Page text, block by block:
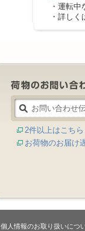
・運転中
・詳しく
2件以上はこちら
お荷物のお届け
個人情報のお取り扱いにつ